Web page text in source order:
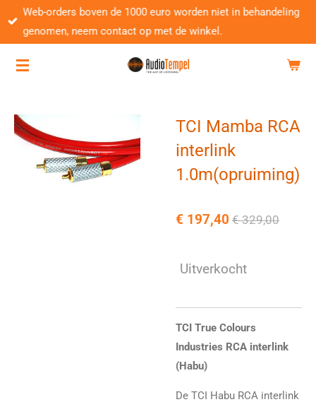
Ga
direct
de
Web-orders boven de 1000 euro worden niet in behandeling
genomen, neem contact op met de winkel.
TCI Mamba RCA
interlink
1.0m(opruiming)
€ 197,40 € 329,00
Uitverkocht
TCI True Colours
Industries RCA interlink
(Habu)
De TCI Habu RCA interlink